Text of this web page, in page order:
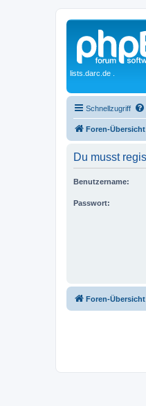
lists.darc.de .
Schnellzugriff
Foren-Übersicht
Du musst
Benutzername:
Passwort:
Foren-Übersicht